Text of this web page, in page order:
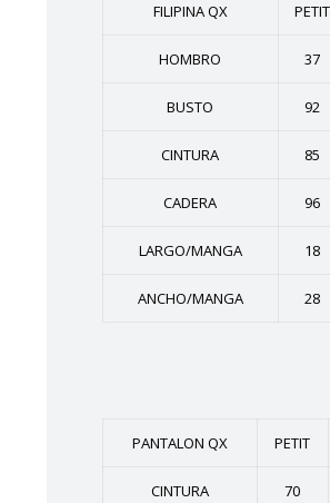
FILIPINA QX PETIT
HOMBRO 37
BUSTO 92
CINTURA 85
CADERA 96
LARGO/MANGA 18
ANCHO/MANGA 28
PANTALON QX PETIT
CINTURA 70